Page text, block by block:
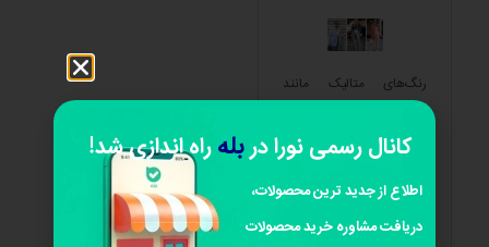
رنگ‌های متالیک مانند
لباس‌های بهاری جلوه‌ای
لوکس و متفاوت می‌دهند.
کانال رسمی نورا دربلهراه اندازی شد!
اطلاع از جدید ترین محصولات،
دریافت مشاوره خرید محصولات